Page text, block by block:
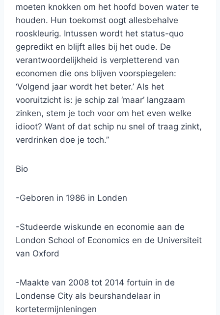
moeten knokken om het hoofd boven water te
houden. Hun toekomst oogt allesbehalve
rooskleurig. Intussen wordt het status-quo
gepredikt en blijft alles bij het oude. De
verantwoordelijkheid is verpletterend van
economen die ons blijven voorspiegelen:
‘Volgend jaar wordt het beter.’ Als het
vooruitzicht is: je schip zal ‘maar’ langzaam
zinken, stem je toch voor om het even welke
idioot? Want of dat schip nu snel of traag zinkt,
verdrinken doe je toch.”
Bio
-Geboren in 1986 in Londen
-Studeerde wiskunde en economie aan de
London School of Economics en de Universiteit
van Oxford
-Maakte van 2008 tot 2014 fortuin in de
Londense City als beurshandelaar in
kortetermijnleningen